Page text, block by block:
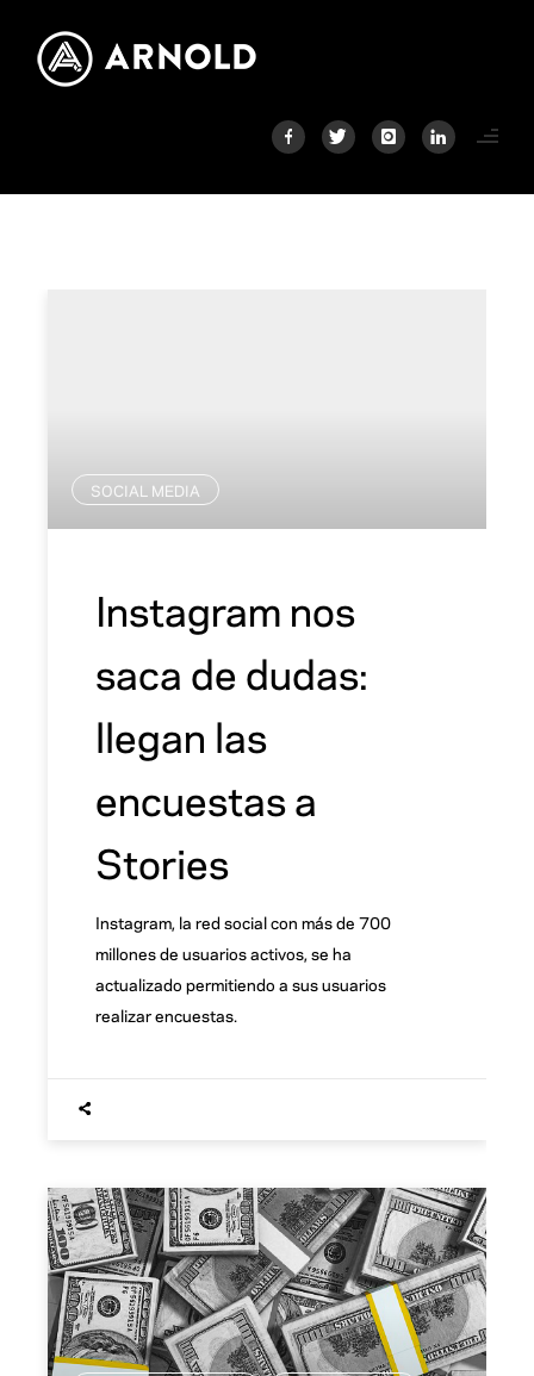
SOCIAL MEDIA
Instagram nos
saca de dudas:
llegan las
encuestas a
Stories
Instagram, la red social con más de 700
millones de usuarios activos, se ha
actualizado permitiendo a sus usuarios
realizar encuestas.